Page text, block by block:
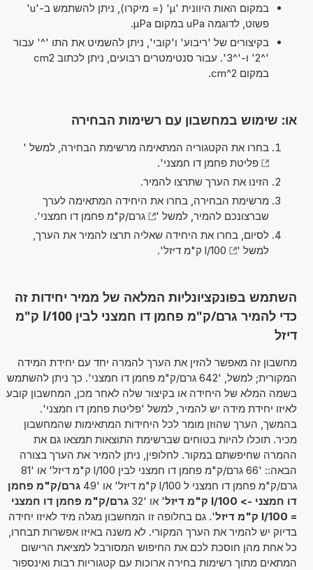
במקום האות היוונית 'µ' (= מיקרו), ניתן להשתמש ב-'u'
פשוט, לדוגמה uPa במקום µPa.
בקיצורים של 'ריבוע' ו'קובי', ניתן להשמיט את התו '^' עבור
'^2' ו-'^3'. עבור סנטימטרים רבועים, ניתן לכתוב cm2
במקום cm^2.
או: שימוש במחשבון עם רשימות הבחירה
בחרו את הקטגוריה המתאימה מרשימת הבחירה, למשל '
פליטת פחמן דו חמצני'.
הזינו את הערך שתרצו להמיר.
מרשימת הבחירה, בחרו את היחידה המתאימה לערך
שברצונכם להמיר, למשל '
גרם/ק"מ פחמן דו חמצני'.
לסיום, בחרו את היחידה שאליה תרצו להמיר את הערך,
למשל '
l/100 ק"מ דיזל '.
השתמש בפונקציונליות המלאה של ממיר יחידות זה
כדי להמיר גרם/ק"מ פחמן דו חמצני לבין l/100 ק"מ
דיזל
מחשבון זה מאפשר להזין את הערך להמרה יחד עם יחידת המידה
המקורית; למשל, '642 גרם/ק"מ פחמן דו חמצני'. כך ניתן להשתמש
בשמה המלא של היחידה או בקיצור שלה לאחר מכן, המחשבון קובע
לאיזו יחידת מידה יש להמיר, למשל 'פליטת פחמן דו חמצני'.
בהמשך, הערך שהוזן מומר לכל היחידות המתאימות שהמחשבון
מכיר. תוכלו להיות בטוחים שברשימת התוצאות תמצאו גם את
ההמרה שחיפשתם במקור. לחלופין, ניתן להמיר את הערך בצורה
הבאה:: '66 גרם/ק"מ פחמן דו חמצני לבין l/100 ק"מ דיזל' או '81
גרם/ק"מ פחמן דו חמצני ל l/100 ק"מ דיזל' או '49
גרם/ק"מ פחמן
דו חמצני -> l/100 ק"מ דיזל
' או '32
גרם/ק"מ פחמן דו חמצני
= l/100 ק"מ דיזל
'. גם בחלופה זו המחשבון מגלה מיד לאיזו יחידה
בדיוק יש להמיר את הערך המקורי. לא משנה באיזו אפשרות תבחרו,
כל אחת מהן חוסכת לכם את החיפוש המסורבל למציאת הרישום
המתאים מתוך רשימות בחירה ארוכות עם קטגוריות רבות ואינספור